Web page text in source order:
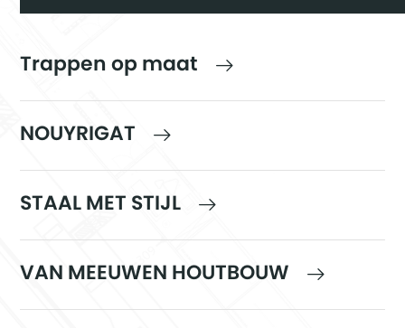
Trappen op maat
NOUYRIGAT
STAAL MET STIJL
VAN MEEUWEN HOUTBOUW